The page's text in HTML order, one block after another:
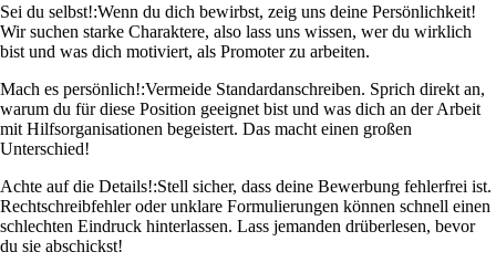
Sei du selbst!:Wenn du dich bewirbst, zeig uns deine Persönlichkeit!
Wir suchen starke Charaktere, also lass uns wissen, wer du wirklich
bist und was dich motiviert, als Promoter zu arbeiten.
Mach es persönlich!:Vermeide Standardanschreiben. Sprich direkt an,
warum du für diese Position geeignet bist und was dich an der Arbeit
mit Hilfsorganisationen begeistert. Das macht einen großen
Unterschied!
Achte auf die Details!:Stell sicher, dass deine Bewerbung fehlerfrei ist.
Rechtschreibfehler oder unklare Formulierungen können schnell einen
schlechten Eindruck hinterlassen. Lass jemanden drüberlesen, bevor
du sie abschickst!